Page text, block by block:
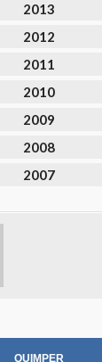
2013
2012
2011
2010
2009
2008
2007